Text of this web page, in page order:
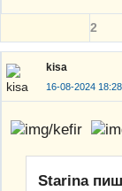
2
kisa
16-08-2024
Starina